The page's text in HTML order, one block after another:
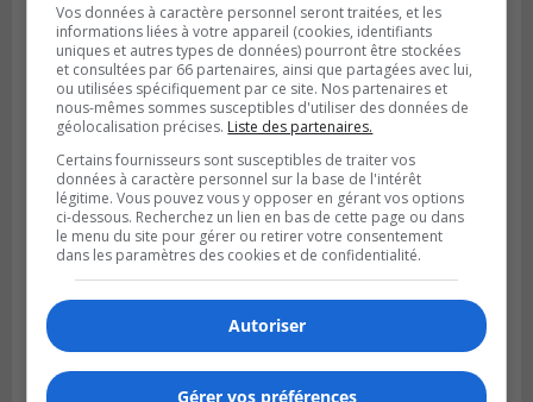
LONGUEUIL
Publié le 4 août 2026 à 08h28
Longueuil demande de reporter une
élection partielle
VIEUX-LONGUEUIL
Vos données à caractère personnel seront traitées, et les
informations liées à votre appareil (cookies, identifiants
uniques et autres types de données) pourront être stockées
et consultées par 66 partenaires, ainsi que partagées avec lui,
ou utilisées spécifiquement par ce site. Nos partenaires et
nous-mêmes sommes susceptibles d'utiliser des données de
géolocalisation précises. Liste des partenaires.
Certains fournisseurs sont susceptibles de traiter vos
données à caractère personnel sur la base de l'intérêt
légitime. Vous pouvez vous y opposer en gérant vos options
ci-dessous. Recherchez un lien en bas de cette page ou dans
le menu du site pour gérer ou retirer votre consentement
dans les paramètres des cookies et de confidentialité.
Autoriser
Gérer vos préférences